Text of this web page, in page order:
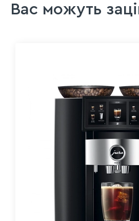
Вас можуть